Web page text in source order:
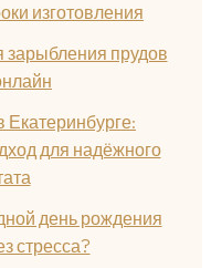
изготовления
зарыбления прудов
Екатеринбурге:
для надёжного
день рождения
стресса?